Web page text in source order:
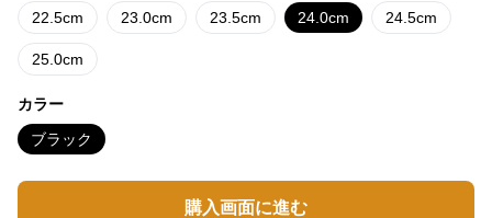
22.5cm 23.0cm 23.5cm 24.0cm 24.5cm
25.0cm
カラー
ブラック
購入画面に進む